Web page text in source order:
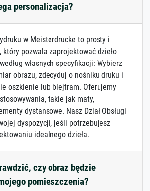
personalizacja?
w Meisterdrucke to prosty i
który pozwala zaprojektować dzieło
własnych specyfikacji: Wybierz
obrazu, zdecyduj o nośniku druku i
oszklenie lub blejtram. Oferujemy
takie jak maty,
dystansowe. Nasz Dział Obsługi
dyspozycji, jeśli potrzebujesz
idealnego dzieła.
czy obraz będzie
pomieszczenia?